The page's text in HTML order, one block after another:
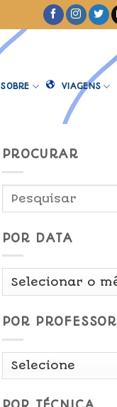
SOBRE VIAGENS
PROCURAR
POR DATA
Por
POR PROFESSOR